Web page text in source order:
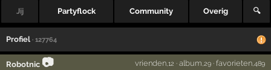
Jij Partyflock Community Overig 🔍
Profiel · 127764
Robotnic 📷 vrienden,12 · album ,29· favorieten,489